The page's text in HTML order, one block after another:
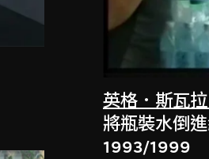
英格．斯瓦
將瓶裝水倒
1993/1999